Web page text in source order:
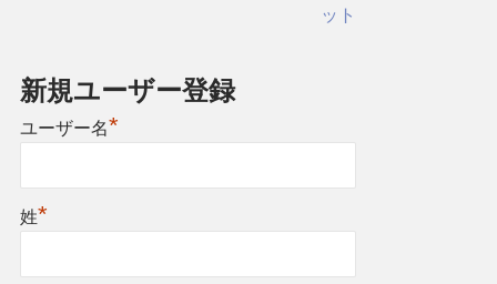
ット
新規ユーザー登録
ユーザー名*
姓*